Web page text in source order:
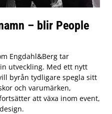
– blir People
Engdahl&Berg tar
utveckling. Med ett nytt
byrån tydligare spegla sitt
och varumärken,
att växa inom event,